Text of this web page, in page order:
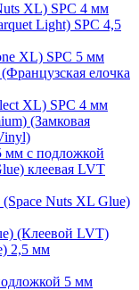
XL) SPC 4 мм
Light) SPC 4,5
XL) SPC 5 мм
елочка
XL) SPC 4 мм
(Замковая
мм с подложкой
клеевая LVT
Nuts XL Glue)
(Клеевой LVT)
2,5 мм
5 мм